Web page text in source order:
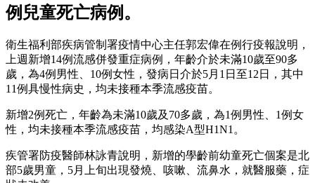
例兒童死亡病例。
衛生福利部疾病管制署疫情中心主任郭宏偉在例行疫報說明，
上週新增14例流感併發重症病例，年齡介於未滿10歲至90多
歲，為4例男性、10例女性，發病日介於5月1日至12日，其中
11例具慢性病史，均未接種本季流感疫苗。
新增2例死亡，年齡為未滿10歲及70多歲，為1例男性、1例女
性，均未接種本季流感疫苗，均感染A型H1N1。
疾管署防疫醫師林詠青說明，新增的學齡前幼童死亡個案是北
部5歲男童，5月上旬出現發燒、咳嗽、流鼻水，就醫服藥，症